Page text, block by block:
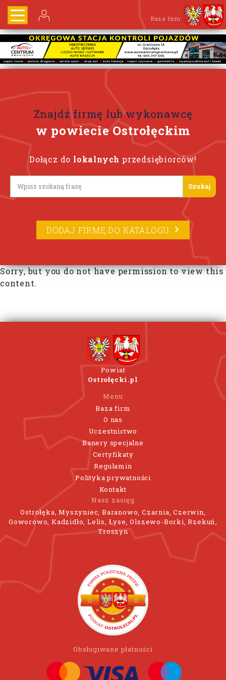
Baza firm
Znajdź firmę lub wykonawcę
w powiecie Ostrołęckim
Dołącz do lokalnych przedsiębiorców!
DODAJ FIRMĘ DO KATALOGU
Sorry, but you do not have permission to view this
content.
Powiat
Ostrołęcki.pl
Menu
Baza firm
O nas
Uczestnictwo
Banery specjalne
Certyfikaty
Regulamin
Polityka prywatności
Kontakt
Nasz zasięg
Ostrołęka, Myszyniec, Baranowo, Czarnia, Czerwin,
Goworowo, Kadzidło, Lelis, Łyse, Olszewo-Borki, Rzekuń,
Troszyn
Obsługiwane płatności